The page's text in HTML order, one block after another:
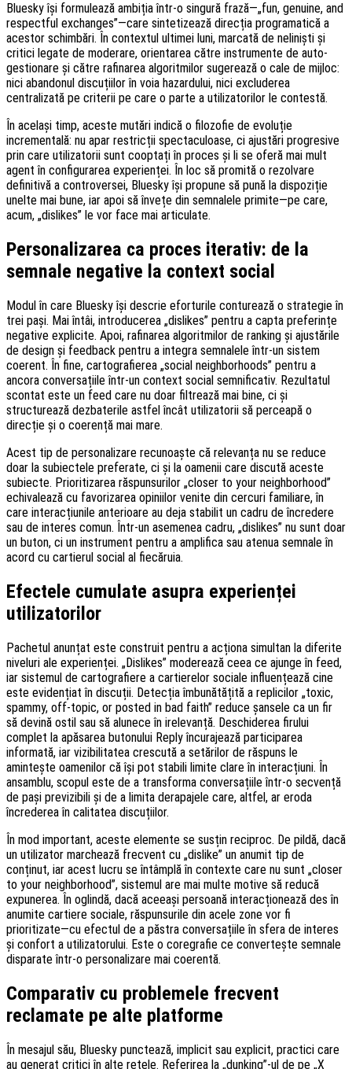
Bluesky își formulează ambiția într-o singură frază—„fun, genuine, and
respectful exchanges”—care sintetizează direcția programatică a
acestor schimbări. În contextul ultimei luni, marcată de neliniști și
critici legate de moderare, orientarea către instrumente de auto-
gestionare și către rafinarea algoritmilor sugerează o cale de mijloc:
nici abandonul discuțiilor în voia hazardului, nici excluderea
centralizată pe criterii pe care o parte a utilizatorilor le contestă.
În același timp, aceste mutări indică o filozofie de evoluție
incrementală: nu apar restricții spectaculoase, ci ajustări progresive
prin care utilizatorii sunt cooptați în proces și li se oferă mai mult
agent în configurarea experienței. În loc să promită o rezolvare
definitivă a controversei, Bluesky își propune să pună la dispoziție
unelte mai bune, iar apoi să învețe din semnalele primite—pe care,
acum, „dislikes” le vor face mai articulate.
Personalizarea ca proces iterativ: de la
semnale negative la context social
Modul în care Bluesky își descrie eforturile conturează o strategie în
trei pași. Mai întâi, introducerea „dislikes” pentru a capta preferințe
negative explicite. Apoi, rafinarea algoritmilor de ranking și ajustările
de design și feedback pentru a integra semnalele într-un sistem
coerent. În fine, cartografierea „social neighborhoods” pentru a
ancora conversațiile într-un context social semnificativ. Rezultatul
scontat este un feed care nu doar filtrează mai bine, ci și
structurează dezbaterile astfel încât utilizatorii să perceapă o
direcție și o coerență mai mare.
Acest tip de personalizare recunoaște că relevanța nu se reduce
doar la subiectele preferate, ci și la oamenii care discută aceste
subiecte. Prioritizarea răspunsurilor „closer to your neighborhood”
echivalează cu favorizarea opiniilor venite din cercuri familiare, în
care interacțiunile anterioare au deja stabilit un cadru de încredere
sau de interes comun. Într-un asemenea cadru, „dislikes” nu sunt doar
un buton, ci un instrument pentru a amplifica sau atenua semnale în
acord cu cartierul social al fiecăruia.
Efectele cumulate asupra experienței
utilizatorilor
Pachetul anunțat este construit pentru a acționa simultan la diferite
niveluri ale experienței. „Dislikes” moderează ceea ce ajunge în feed,
iar sistemul de cartografiere a cartierelor sociale influențează cine
este evidențiat în discuții. Detecția îmbunătățită a replicilor „toxic,
spammy, off-topic, or posted in bad faith” reduce șansele ca un fir
să devină ostil sau să alunece în irelevanță. Deschiderea firului
complet la apăsarea butonului Reply încurajează participarea
informată, iar vizibilitatea crescută a setărilor de răspuns le
amintește oamenilor că își pot stabili limite clare în interacțiuni. În
ansamblu, scopul este de a transforma conversațiile într-o secvență
de pași previzibili și de a limita derapajele care, altfel, ar eroda
încrederea în calitatea discuțiilor.
În mod important, aceste elemente se susțin reciproc. De pildă, dacă
un utilizator marchează frecvent cu „dislike” un anumit tip de
conținut, iar acest lucru se întâmplă în contexte care nu sunt „closer
to your neighborhood”, sistemul are mai multe motive să reducă
expunerea. În oglindă, dacă aceeași persoană interacționează des în
anumite cartiere sociale, răspunsurile din acele zone vor fi
prioritizate—cu efectul de a păstra conversațiile în sfera de interes
și confort a utilizatorului. Este o coregrafie ce convertește semnale
disparate într-o personalizare mai coerentă.
Comparativ cu problemele frecvent
reclamate pe alte platforme
În mesajul său, Bluesky punctează, implicit sau explicit, practici care
au generat critici în alte rețele. Referirea la „dunking”-ul de pe „X